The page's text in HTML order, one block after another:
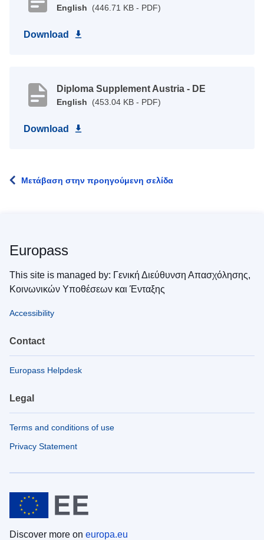
English (446.71 KB - PDF)
Download
Diploma Supplement Austria - DE
English (453.04 KB - PDF)
Download
Μετάβαση στην προηγούμενη σελίδα
Europass
This site is managed by: Γενική Διεύθυνση Απασχόλησης,
Κοινωνικών Υποθέσεων και Ένταξης
Accessibility
Contact
Europass Helpdesk
Legal
Terms and conditions of use
Privacy Statement
Discover more on europa.eu